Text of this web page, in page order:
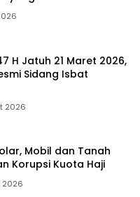
H Jatuh 21 Maret 2026,
Sidang Isbat
2026
Mobil dan Tanah
Korupsi Kuota Haji
2026